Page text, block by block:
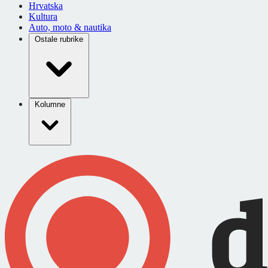
Hrvatska
Kultura
Auto, moto & nautika
Ostale rubrike
Kolumne